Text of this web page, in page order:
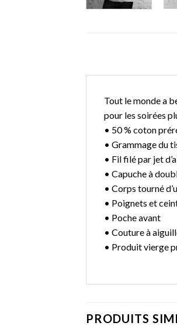
Tout le monde a
pour les soirées
• 50 % coton
• Grammage du
• Fil filé par jet
• Capuche à
• Corps tourné
• Poignets et
• Poche avant
• Couture à
• Produit vierge
PRODUITS